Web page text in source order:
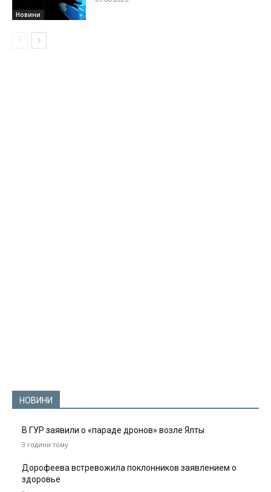
Новини
НОВИНИ
В ГУР заявили о «параде дронов» возле Ялты
3 години тому
Дорофеева встревожила поклонников заявлением о
здоровье